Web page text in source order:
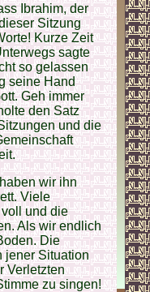
Ibrahim, der
Sitzung
Kurze Zeit
sagte
so gelassen
seine Hand
Geh immer
den Satz
und die
wir ihn
Viele
und die
Als wir endlich
Die
jener Situation
Verletzten
zu singen!